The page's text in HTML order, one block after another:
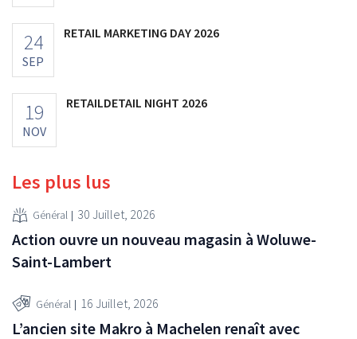
24
SEP
RETAIL MARKETING DAY 2026
19
NOV
RETAILDETAIL NIGHT 2026
Les plus lus
Général 30 Juillet, 2026
Action ouvre un nouveau magasin à Woluwe-
Saint-Lambert
Général 16 Juillet, 2026
L’ancien site Makro à Machelen renaît avec